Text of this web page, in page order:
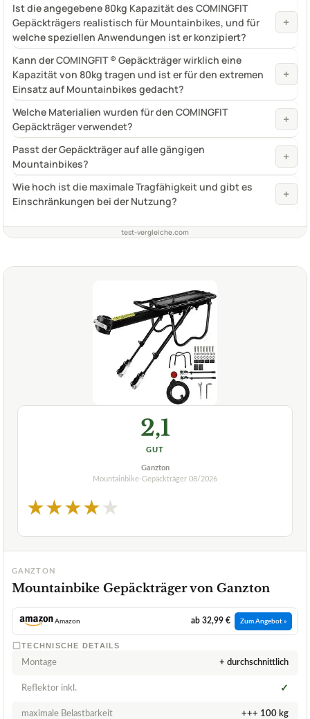
Ist die angegebene 80kg Kapazität des COMINGFIT
Gepäckträgers realistisch für Mountainbikes, und für
welche speziellen Anwendungen ist er konzipiert?
+
Kann der COMINGFIT ® Gepäckträger wirklich eine
Kapazität von 80kg tragen und ist er für den extremen
Einsatz auf Mountainbikes gedacht?
+
Welche Materialien wurden für den COMINGFIT
Gepäckträger verwendet?
+
Passt der Gepäckträger auf alle gängigen
Mountainbikes?
+
Wie hoch ist die maximale Tragfähigkeit und gibt es
Einschränkungen bei der Nutzung?
+
test-vergleiche.com
2,1
GUT
Ganzton
Mountainbike-Gepäckträger 08/2026
★★★★★
GANZTON
Mountainbike Gepäckträger von Ganzton
Amazon ab 32,99 € Zum Angebot »
TECHNISCHE DETAILS
Montage + durchschnittlich
Reflektor inkl. ✓
maximale Belastbarkeit +++ 100 kg